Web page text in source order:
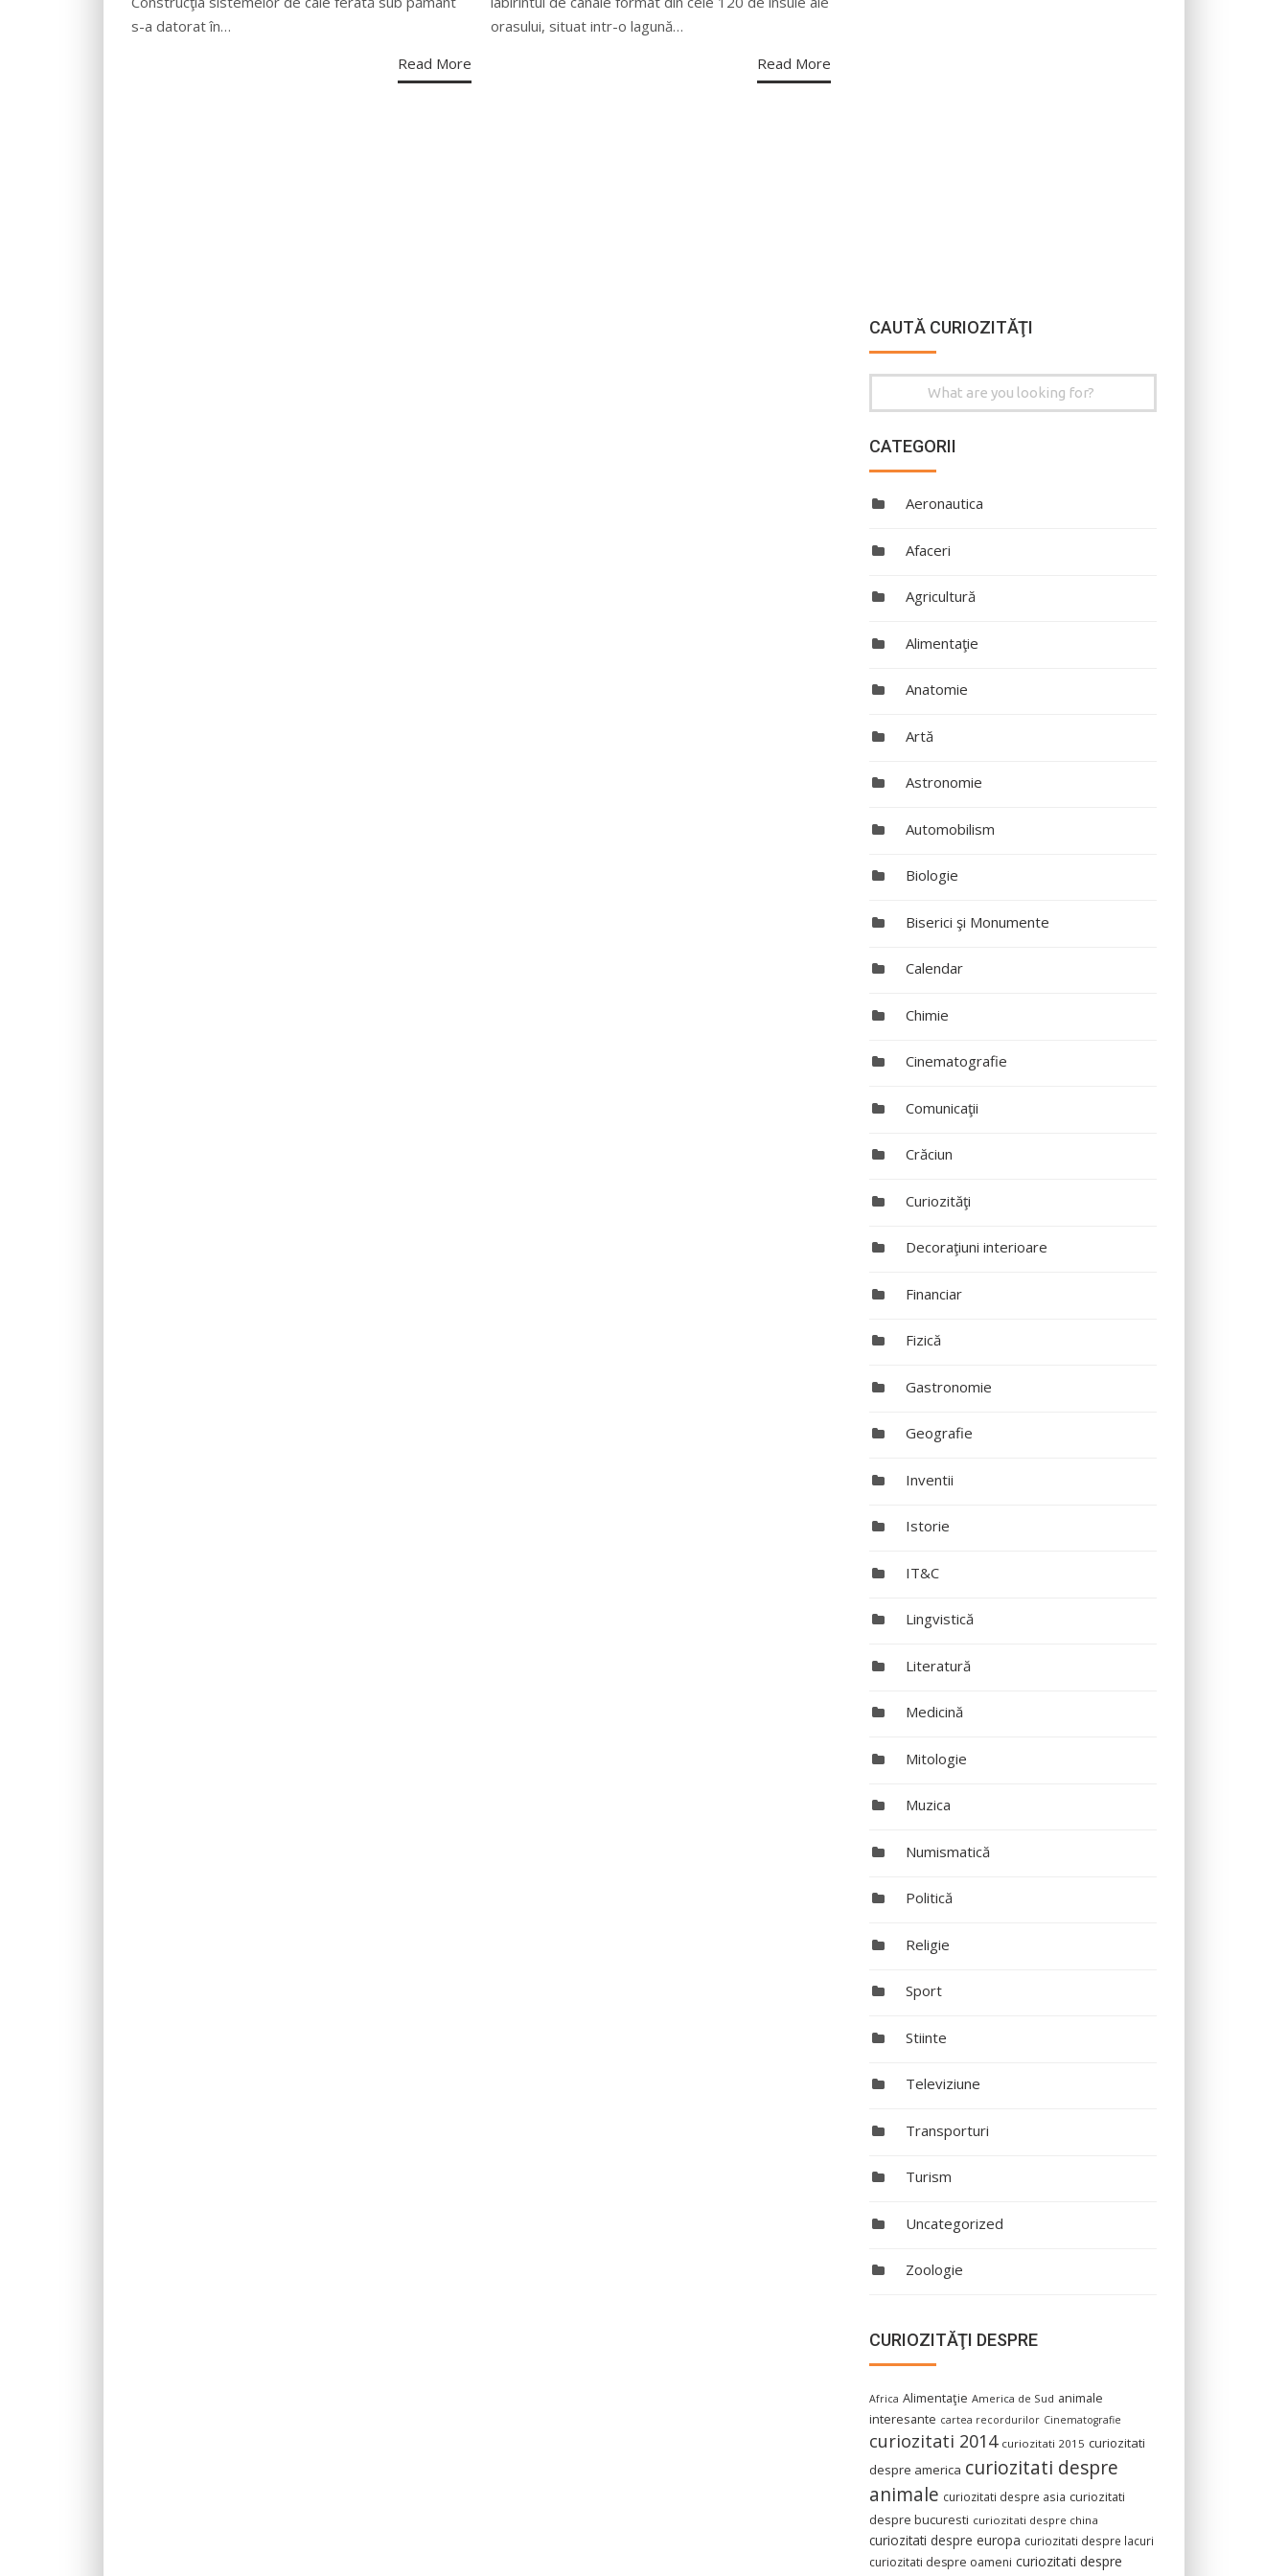
s-a datorat în…
Read More
orasului, situat intr-o lagună…
Read More
CAUTĂ CURIOZITĂŢI
Search
CATEGORII
Aeronautica
Afaceri
Agricultură
Alimentaţie
Anatomie
Artă
Astronomie
Automobilism
Biologie
Biserici şi Monumente
Calendar
Chimie
Cinematografie
Comunicaţii
Crăciun
Curiozităţi
Decoraţiuni interioare
Financiar
Fizică
Gastronomie
Geografie
Inventii
Istorie
IT&C
Lingvistică
Literatură
Medicină
Mitologie
Muzica
Numismatică
Politică
Religie
Sport
Stiinte
Televiziune
Transporturi
Turism
Uncategorized
Zoologie
CURIOZITĂŢI DESPRE
Africa Alimentaţie America de Sud animale
interesante cartea recordurilor Cinematografie
curiozitati 2014 curiozitati 2015 curiozitati
despre america curiozitati despre
animale curiozitati despre asia curiozitati
despre bucuresti curiozitati despre china
curiozitati despre europa curiozitati despre lacuri
curiozitati despre oameni curiozitati despre